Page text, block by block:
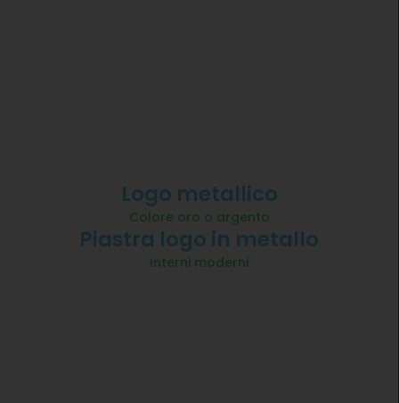
Logo metallico
Colore oro o argento
Piastra logo in metallo
Interni moderni